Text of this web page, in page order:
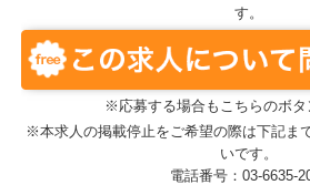
す。
※応募する場合もこちらのボタ
※本求人の掲載停止をご希望の際は下記ま
いです。
電話番号：03-6635-